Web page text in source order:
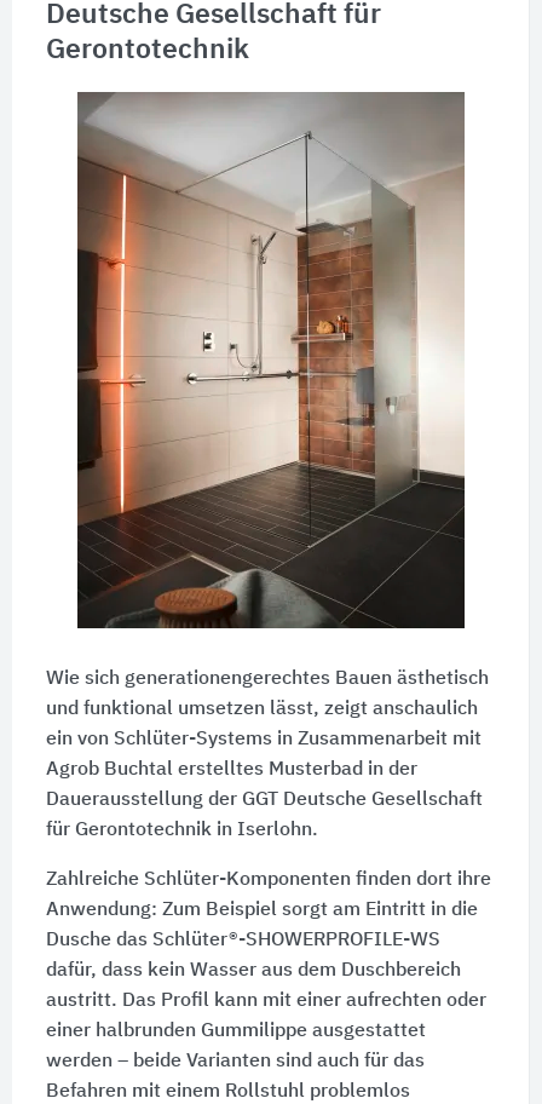
Deutsche Gesellschaft für
Gerontotechnik
Wie sich generationengerechtes Bauen ästhetisch
und funktional umsetzen lässt, zeigt anschaulich
ein von Schlüter-Systems in Zusammenarbeit mit
Agrob Buchtal erstelltes Musterbad in der
Dauerausstellung der GGT Deutsche Gesellschaft
für Gerontotechnik in Iserlohn.
Zahlreiche Schlüter-Komponenten finden dort ihre
Anwendung: Zum Beispiel sorgt am Eintritt in die
Dusche das Schlüter®-SHOWERPROFILE-WS
dafür, dass kein Wasser aus dem Duschbereich
austritt. Das Profil kann mit einer aufrechten oder
einer halbrunden Gummilippe ausgestattet
werden – beide Varianten sind auch für das
Befahren mit einem Rollstuhl problemlos